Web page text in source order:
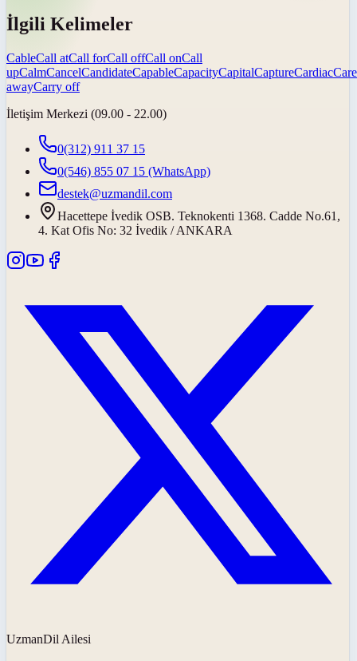
İlgili Kelimeler
CableCall atCall forCall offCall onCall
upCalmCancelCandidateCapableCapacityCapitalCaptureCardiacCare
awayCarry off
İletişim Merkezi (09.00 - 22.00)
0(312) 911 37 15
0(546) 855 07 15 (WhatsApp)
destek@uzmandil.com
Hacettepe İvedik OSB. Teknokenti 1368. Cadde No.61,
4. Kat Ofis No: 32 İvedik / ANKARA
UzmanDil Ailesi